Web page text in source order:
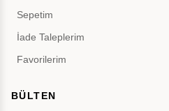
Sepetim
İade Taleplerim
Favorilerim
BÜLTEN